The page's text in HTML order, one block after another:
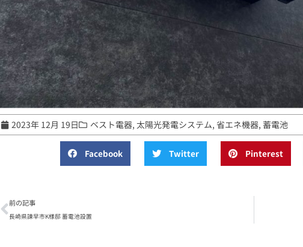
2023年 12月 19日 ベスト電器, 太陽光発電システム, 省エネ機器, 蓄電池
Facebook Twitter Pinterest
前の記事
長崎県諫早市K様邸 蓄電池設置